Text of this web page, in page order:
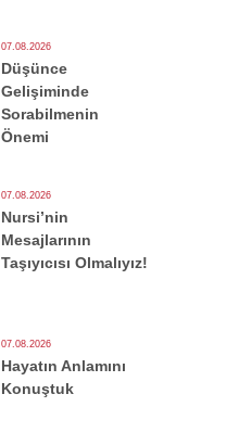
07.08.2026
Düşünce
Gelişiminde
Sorabilmenin
Önemi
07.08.2026
Nursi’nin
Mesajlarının
Taşıyıcısı Olmalıyız!
07.08.2026
Hayatın Anlamını
Konuştuk